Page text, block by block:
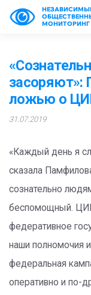
МОНИТОРИНГ
засоряют»:
ложью о
31.07.2019
«Каждый день я
сказала
сознательно
беспомощный.
федеративное
наши полномочия
федеральная
оперативно и по-